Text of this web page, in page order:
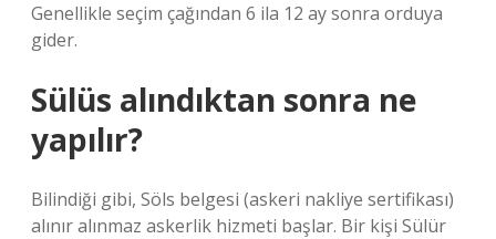
Genellikle seçim çağından 6 ila 12 ay sonra orduya
gider.
Sülüs alındıktan sonra ne
yapılır?
Bilindiği gibi, Söls belgesi (askeri nakliye sertifikası)
alınır alınmaz askerlik hizmeti başlar. Bir kişi Sülür